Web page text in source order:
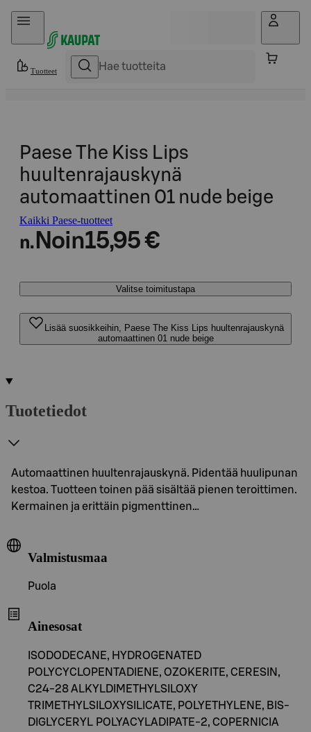
Hyppää sisältöön
Tuotteet
Paese The Kiss Lips
huultenrajauskynä
automaattinen 01 nude beige
Kaikki Paese-tuotteet
n. Noin15,95 €
Valitse toimitustapa
Lisää suosikkeihin, Paese The Kiss Lips huultenrajauskynä
automaattinen 01 nude beige
Tuotetiedot
Automaattinen huultenrajauskynä. Pidentää huulipunan
kestoa. Tuotteen toinen pää sisältää pienen teroittimen.
Kermainen ja erittäin pigmenttinen…
Valmistusmaa
Puola
Ainesosat
ISODODECANE, HYDROGENATED
POLYCYCLOPENTADIENE, OZOKERITE, CERESIN,
C24-28 ALKYLDIMETHYLSILOXY
TRIMETHYLSILOXYSILICATE, POLYETHYLENE, BIS-
DIGLYCERYL POLYACYLADIPATE-2, COPERNICIA